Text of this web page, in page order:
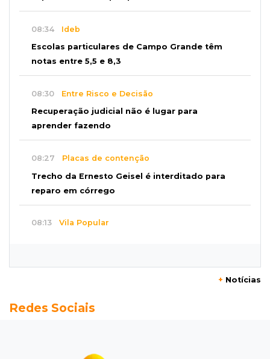
08:34 Ideb
Escolas particulares de Campo Grande têm
notas entre 5,5 e 8,3
08:30 Entre Risco e Decisão
Recuperação judicial não é lugar para
aprender fazendo
08:27 Placas de contenção
Trecho da Ernesto Geisel é interditado para
reparo em córrego
08:13 Vila Popular
Acidente na Rua Antônio Maria Coelho causa
Post Patrocinado
+ Notícias
Redes Sociais